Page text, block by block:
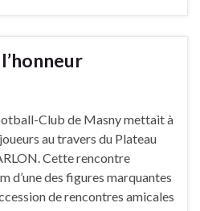
Club de Masny mettait à
au travers du Plateau
Cette rencontre
d’une des figures marquantes
de rencontres amicales